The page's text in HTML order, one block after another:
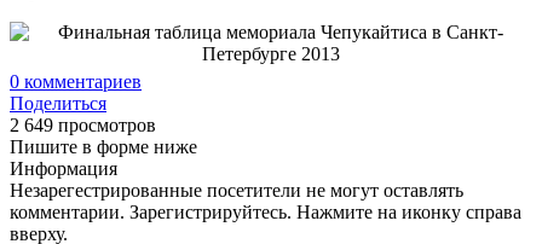
0 комментариев
Поделиться
2 649 просмотров
Пишите в форме ниже
Информация
Незарегестрированные посетители не могут оставлять
комментарии. Зарегистрируйтесь. Нажмите на иконку справа
вверху.